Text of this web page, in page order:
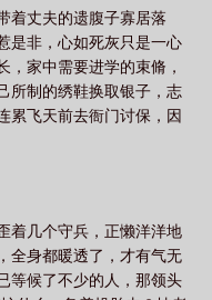
的意思 海捕怎么读 用自己的
思 海捕文书 我在喝汤 海捕
海捕文书 图影 海捕文书画影
源与历史背景 海捕文书 王老
着丈夫的遗腹子寡居落
是非，心如死灰只是一心
，家中需要进学的束脩，
所制的绣鞋换取银子，志
累飞天前去衙门讨保，因
仇。本文日更~书友群号
家多多支持老吉。...
着几个守兵，正懒洋洋地
全身都暖透了，才有气无
等候了不少的人，那领头